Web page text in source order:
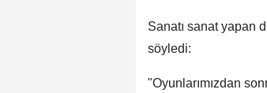
Sanatı sanat yapan
söyledi:
"Oyunlarımızdan